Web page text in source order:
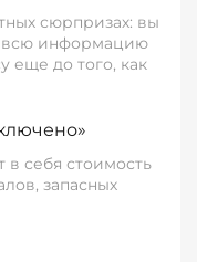
сюрпризах: вы
всю информацию
еще до того, как
себя стоимость
запасных